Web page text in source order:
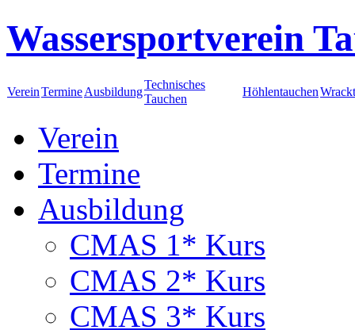
Wassersportverein
VereinTermineAusbildung
Technisches
Tauchen
Höhlentauchen
Verein
Termine
Ausbildung
CMAS 1* Kurs
CMAS 2* Kurs
CMAS 3* Kurs